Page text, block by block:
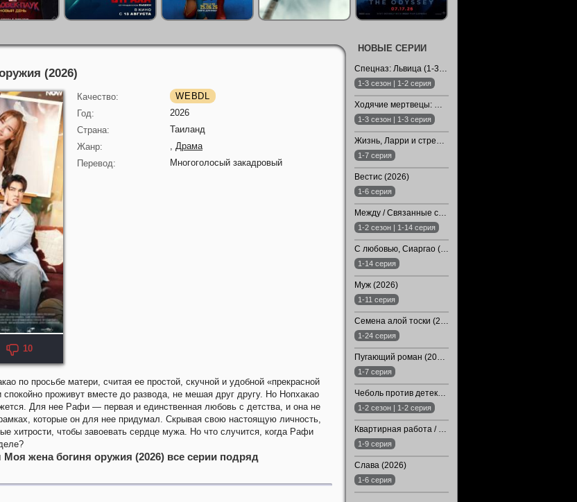
(2026)
10
Качество:
WEBDL
Год:
2026
Страна:
Таиланд
Жанр:
, Драма
Перевод:
Многоголосый закадровый
по просьбе матери, считая ее простой, скучной и удобной «прекрасной
проживут вместе до развода, не мешая друг другу. Но Нопхакао
Для нее Рафи — первая и единственная любовь с детства, и она не
которые он для нее придумал. Скрывая свою настоящую личность,
хитрости, чтобы завоевать сердце мужа. Но что случится, когда Рафи
Моя жена богиня оружия (2026) все серии подряд
НОВЫЕ СЕРИИ
Спецназ: Львица (1-3 Сезон)
1-3 сезон | 1-2 серия
Ходячие мертвецы: Мертвый город (1-3 Сезон)
1-3 сезон | 1-3 серия
Жизнь, Ларри и стремление к несчастью: Почти история Америки (2026)
1-7 серия
Вестис (2026)
1-6 серия
Между / Связанные судьбой / Арафта (1-2 Сезон)
1-2 сезон | 1-14 серия
С любовью, Сиаргао (2026)
1-14 серия
Муж (2026)
1-11 серия
Семена алой тоски (2026)
1-24 серия
Пугающий роман (2026)
1-7 серия
Чеболь против детектива (1-2 Сезон)
1-2 сезон | 1-2 серия
Квартирная работа / Квартира (2026)
1-9 серия
Слава (2026)
1-6 серия